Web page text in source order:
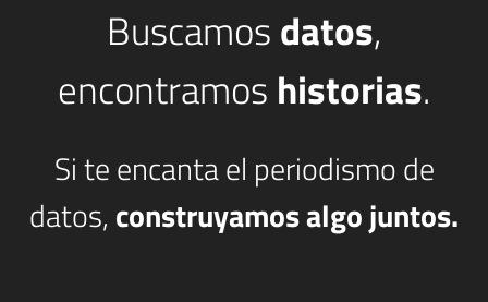
Buscamosdatos,
encontramos historias.
Si te encanta el periodismo de
datos, construyamos algo juntos.